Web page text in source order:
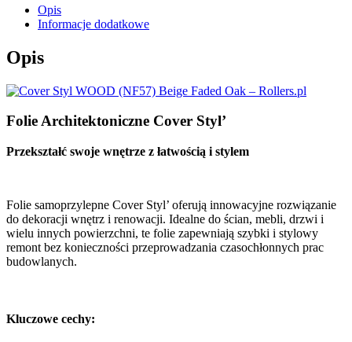
Opis
Informacje dodatkowe
Opis
Folie Architektoniczne Cover Styl’
Przekształć swoje wnętrze z łatwością i stylem
Folie samoprzylepne Cover Styl’ oferują innowacyjne rozwiązanie
do dekoracji wnętrz i renowacji. Idealne do ścian, mebli, drzwi i
wielu innych powierzchni, te folie zapewniają szybki i stylowy
remont bez konieczności przeprowadzania czasochłonnych prac
budowlanych.
Kluczowe cechy: